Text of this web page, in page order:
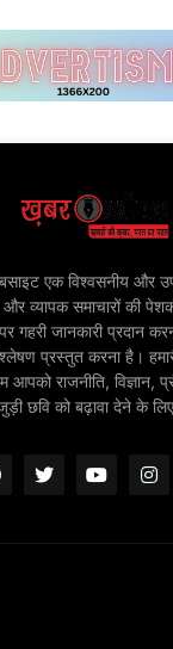
एक विश्वसनीय और
और व्यापक समाचारों की
पर गहरी जानकारी प्रदान
प्रस्तुत करना है।
राजनीति, विज्ञान,
छवि को बढ़ावा देने के